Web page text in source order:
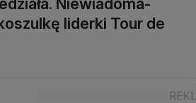
Niewiadoma-
liderki Tour de